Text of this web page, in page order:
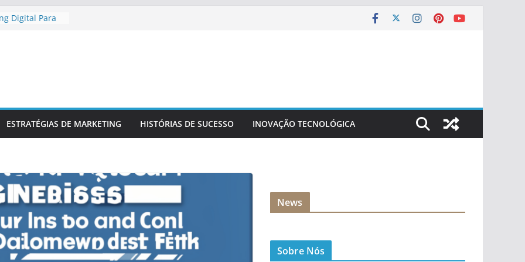
Digital Para
Presença
Sua Marca
ESTRATÉGIAS DE MARKETING HISTÓRIAS DE SUCESSO INOVAÇÃO TECNOLÓGICA
News
Sobre Nós